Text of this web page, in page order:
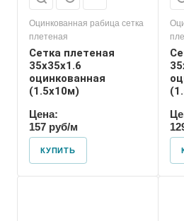
Оцинкованная рабица сетка
плетеная
Сетка плетеная
35х35х1.6
оцинкованная
(1.5х10м)
Цена:
157 руб/м
КУПИТЬ